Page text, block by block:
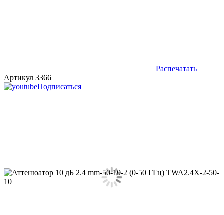
Распечатать
Артикул 3366
Подписаться